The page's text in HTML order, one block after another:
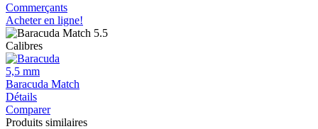
Commerçants
Acheter en ligne!
Calibres
5,5 mm
Baracuda Match
Détails
Comparer
Produits similaires